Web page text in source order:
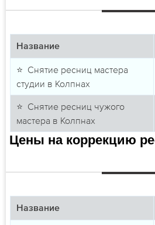
Название
⭐ Снятие ресниц мастера
студии в Колпнах
⭐ Снятие ресниц чужого
мастера в Колпнах
Цены на коррекцию
Название